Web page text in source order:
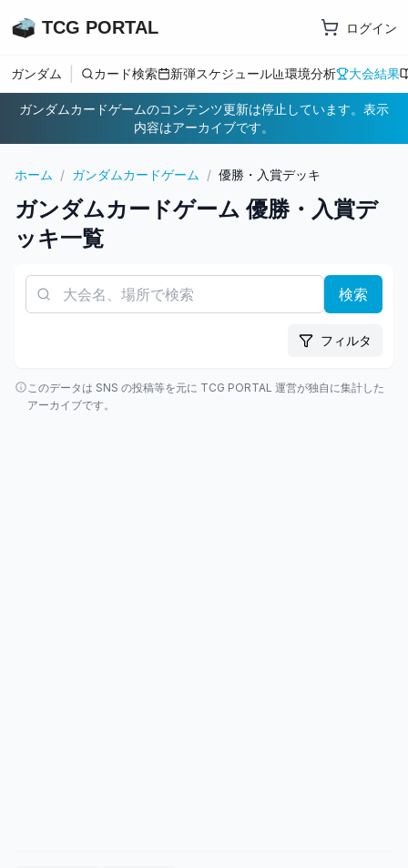
TCG PORTAL ログイン
ガンダム カード検索 新弾スケジュール 環境分析 大会結果
ガンダムカードゲームのコンテンツ更新は停止しています。表示
内容はアーカイブです。
ホーム / ガンダムカードゲーム / 優勝・入賞デッキ
ガンダムカードゲーム 優勝・入賞デ
ッキ一覧
検索
フィルタ
このデータは SNS の投稿等を元に TCG PORTAL 運営が独自に集計した
アーカイブです。